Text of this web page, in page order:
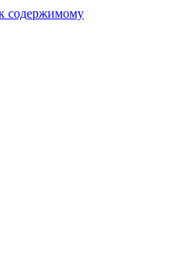
содержимому